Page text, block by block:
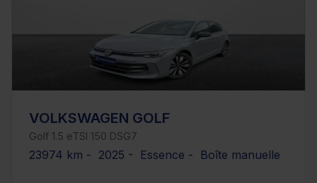
VOLKSWAGEN GOLF
Golf 1.5 eTSI 150 DSG7
23974 km - 2025 - Essence - Boîte manuelle